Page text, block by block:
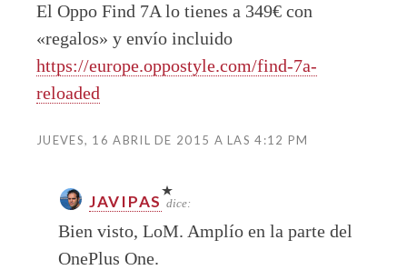
El Oppo Find 7A lo tienes a 349€ con
«regalos» y envío incluido
https://europe.oppostyle.com/find-7a-
reloaded
JUEVES, 16 ABRIL DE 2015 A LAS 4:12 PM
JAVIPAS dice:
Bien visto, LoM. Amplío en la parte del
OnePlus One.